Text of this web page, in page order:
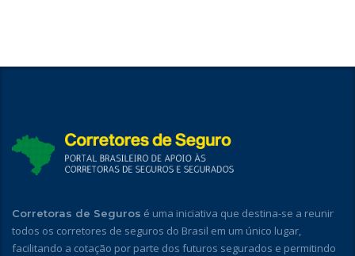
Corretoras de Seguros é uma iniciativa que destina-se a reunir
todos os corretores de seguros do Brasil em um único lugar,
facilitando a cotação por parte dos futuros segurados e permitindo